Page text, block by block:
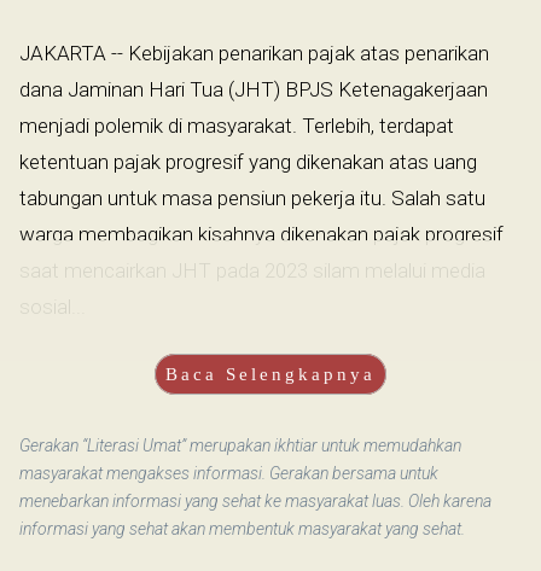
JAKARTA -- Kebijakan penarikan pajak atas penarikan
dana Jaminan Hari Tua (JHT) BPJS Ketenagakerjaan
menjadi polemik di masyarakat. Terlebih, terdapat
ketentuan pajak progresif yang dikenakan atas uang
tabungan untuk masa pensiun pekerja itu. Salah satu
warga membagikan kisahnya dikenakan pajak progresif
saat mencairkan JHT pada 2023 silam melalui media
sosial...
Baca Selengkapnya
Gerakan “Literasi Umat” merupakan ikhtiar untuk memudahkan
masyarakat mengakses informasi. Gerakan bersama untuk
menebarkan informasi yang sehat ke masyarakat luas. Oleh karena
informasi yang sehat akan membentuk masyarakat yang sehat.